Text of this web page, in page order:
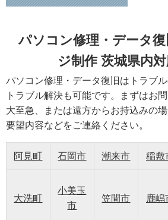
パソコン修理・データ
ジ制作 茨城県内
パソコン修理・データ復旧はトラブ
トラブル解決も可能です。まずはお
大至急、または遠方からお持込みの
要望内容などをご連絡ください。
阿見町 石岡市 潮来市 稲敷
大洗町
小美玉
市
笠間市 鹿嶋